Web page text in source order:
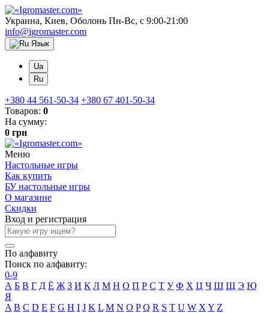
Украина, Киев, Оболонь Пн-Вс, с 9:00-21:00
info@igromaster.com
Язык
Ua
Ru
+380 44 561-50-34 +380 67 401-50-34
Товаров: 0
На сумму:
0 грн
Меню
Настольные игры
Как купить
БУ настольные игры
О магазине
Скидки
Вход и регистрация
По алфавиту
Поиск по алфавиту:
0-9
А Б В Г Д Ё Ж З И К Л М Н О П Р С Т У Ф Х Ц Ч Ш Щ Э Ю
Я
A B C D E F G H I J K L M N O P Q R S T U W X Y Z